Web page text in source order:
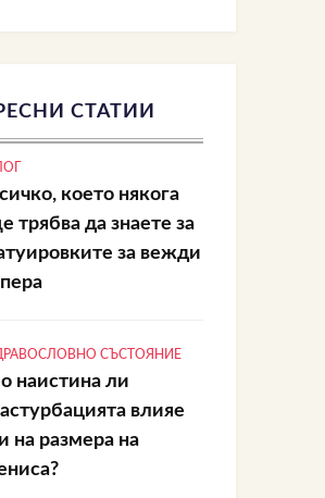
СТАТИИ
което някога
трябва да знаете за
за вежди
СЪСТОЯНИЕ
наистина ли
влияе
на размера на